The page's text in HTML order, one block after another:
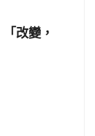
「 改變，